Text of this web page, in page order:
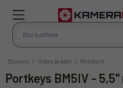
Etusivu / Video ja ääni / Monitorit
Portkeys BM5IV -